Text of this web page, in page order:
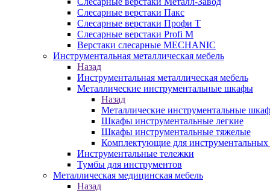
Слесарные верстаки Пакс
Слесарные верстаки Профи Т
Слесарные верстаки Profi M
Верстаки слесарные MECHANIC
Инструментальная металлическая мебель
Назад
Инструментальная металлическая мебель
Металлические инструментальные шкафы
Назад
Металлические инструментальные
Шкафы инструментальные легкие
Шкафы инструментальные тяжелые
Комплектующие для
Инструментальные тележки
Тумбы для инструментов
Металлическая медицинская мебель
Назад